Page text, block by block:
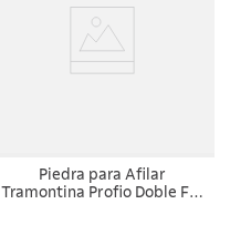
Piedra para Afilar
Tramontina Profio Doble Faz